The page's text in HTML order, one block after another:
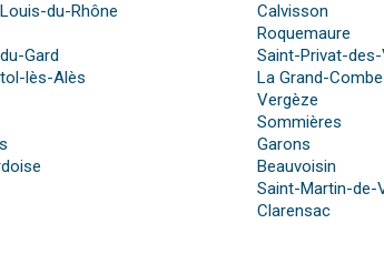
du-Rhône
Gard
lès-Alès
Calvisson
Roquemaure
Saint-Privat-des-
La Grand-Combe
Vergèze
Sommières
Garons
Beauvoisin
Saint-Martin-de-
Clarensac